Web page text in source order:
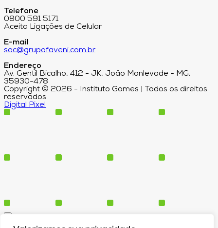
Telefone
0800 591 5171
Aceita Ligações de Celular
E-mail
sac@grupofaveni.com.br
Endereço
Av. Gentil Bicalho, 412 - JK, João Monlevade - MG,
35930-478
Copyright © 2026 - Instituto Gomes | Todos os direitos
reservados
Digital Pixel